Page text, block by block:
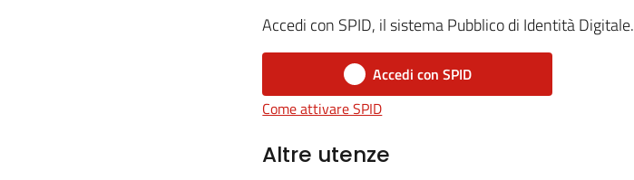
Accedi con SPID, il sistema Pubblico di Identità Digitale.
Accedi con SPID
Come attivare SPID
Altre utenze